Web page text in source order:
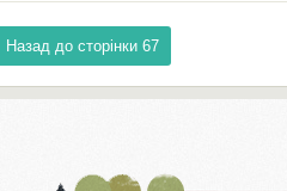
Назад до сторінки 67